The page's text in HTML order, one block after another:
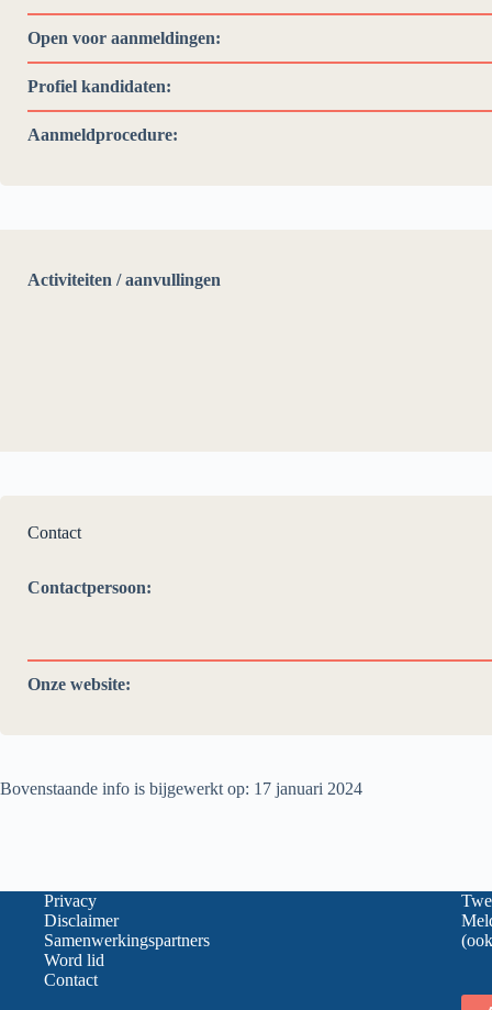
Open voor aanmeldingen:
Profiel kandidaten:
Aanmeldprocedure:
Activiteiten / aanvullingen
Contact
Contactpersoon:
Onze website:
Bovenstaande info is bijgewerkt op: 17 januari 2024
Privacy
Disclaimer
Samenwerkingspartners
Word lid
Contact